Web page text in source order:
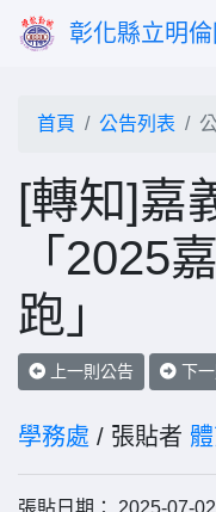
彰化縣立明
首頁 公告列表
[轉知]嘉
「2025
跑」
上一則公告 下
學務處 / 張貼者
張貼日期： 2025-07-